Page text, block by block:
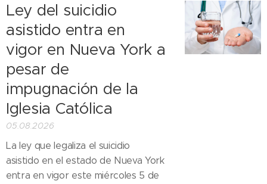
Ley del suicidio
asistido entra en
vigor en Nueva York a
pesar de
impugnación de la
Iglesia Católica
05.08.2026
La ley que legaliza el suicidio
asistido en el estado de Nueva York
entra en vigor este miércoles 5 de